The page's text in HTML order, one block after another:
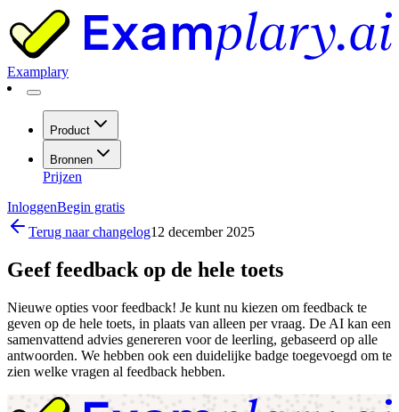
Examplary
Product
Bronnen
Prijzen
InloggenBegin gratis
Terug naar changelog12 december 2025
Geef feedback op de hele toets
Nieuwe opties voor feedback! Je kunt nu kiezen om feedback te
geven op de hele toets, in plaats van alleen per vraag. De AI kan een
samenvattend advies genereren voor de leerling, gebaseerd op alle
antwoorden. We hebben ook een duidelijke badge toegevoegd om te
zien welke vragen al feedback hebben.